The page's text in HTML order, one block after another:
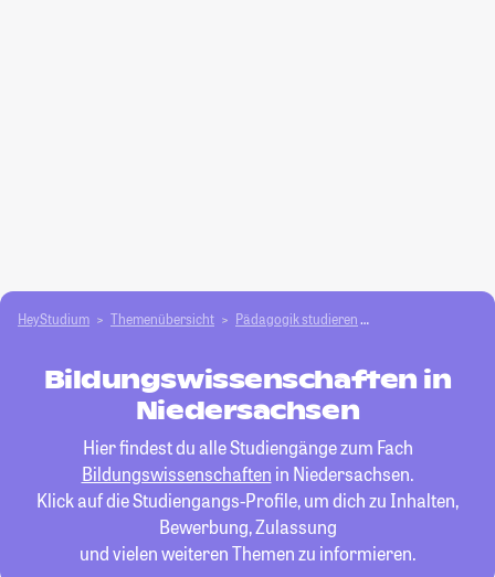
HeyStudium Themenübersicht Pädagogik studieren
Bildungswissenschaften in
Niedersachsen
Hier findest du alle Studiengänge zum Fach
Bildungswissenschaften in Niedersachsen.
Klick auf die Studiengangs-Profile, um dich zu Inhalten,
Bewerbung, Zulassung
und vielen weiteren Themen zu informieren.